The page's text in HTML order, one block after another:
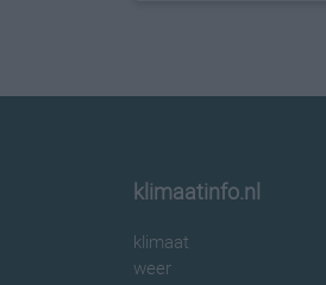
klimaatinfo.nl
klimaat
weer